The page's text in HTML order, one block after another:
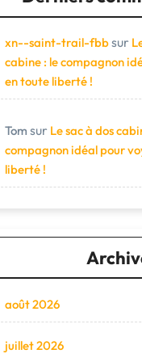
xn--saint-trail-fbbsur
cabine : le compagnon
en toute liberté !
Tom sur Le sac à dos
compagnon idéal pour
liberté !
août 2026
juillet 2026